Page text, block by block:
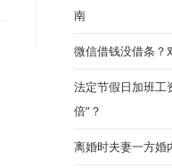
南
微信借钱没借条？
法定节假日加班工
倍”？
离婚时夫妻一方婚